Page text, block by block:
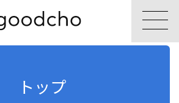
トップ